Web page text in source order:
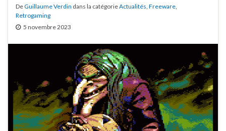
DeGuillaume Verdin dans la catégorieActualités Freeware
Retrogaming
5 novembre 2023